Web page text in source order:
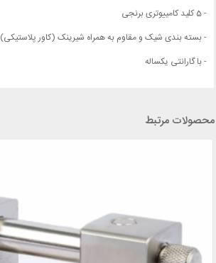
- 5 کلید کامییوتری برنجی
- بسته بندی شیک و مقاوم به همراه شیرینک (کاور پلاستیکی)
- با گارانتی یکساله
محصولات مرتبط